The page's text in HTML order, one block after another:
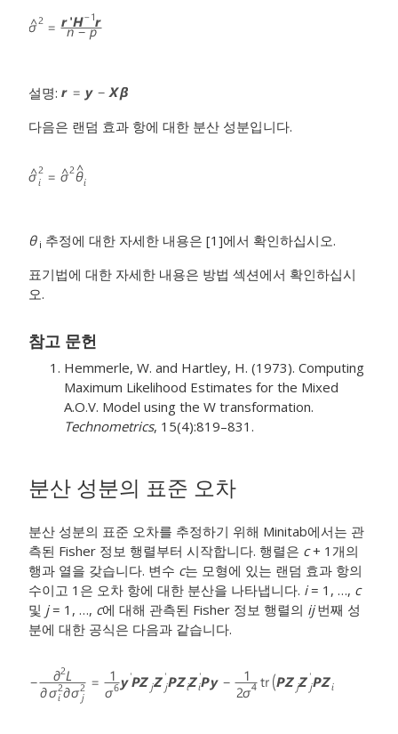
설명:
다음은 랜덤 효과 항에 대한 분산 성분입니다.
θ i 추정에 대한 자세한 내용은 [1]에서 확인하십시오.
표기법에 대한 자세한 내용은 방법 섹션에서 확인하십시
오.
참고 문헌
Hemmerle, W. and Hartley, H. (1973). Computing
Maximum Likelihood Estimates for the Mixed
A.O.V. Model using the W transformation.
Technometrics, 15(4):819–831.
분산 성분의 표준 오차
분산 성분의 표준 오차를 추정하기 위해 Minitab에서는 관
측된 Fisher 정보 행렬부터 시작합니다. 행렬은 c+ 1개의
행과 열을 갖습니다. 변수 c는 모형에 있는 랜덤 효과 항의
수이고 1은 오차 항에 대한 분산을 나타냅니다. i= 1, …, c
및 j= 1, …, c에 대해 관측된 Fisher 정보 행렬의 ij 번째 성
분에 대한 공식은 다음과 같습니다.